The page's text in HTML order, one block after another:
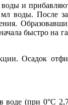
и
После
быстро на
Осадок
воде (при 0°С